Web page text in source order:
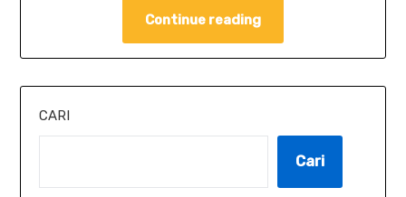
Continue reading
CARI
Cari